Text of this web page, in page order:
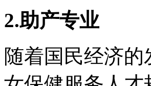
2.助产专业
随着国民经济